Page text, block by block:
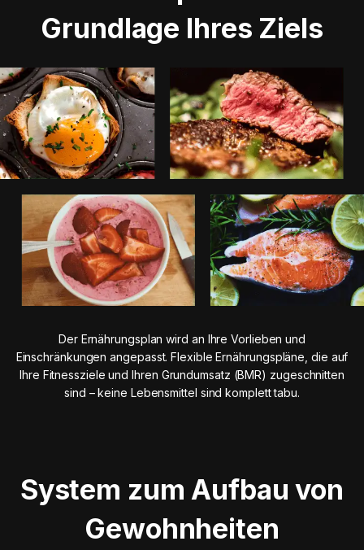
Grundlage Ihres Ziels
Der Ernährungsplan wird an Ihre Vorlieben und
Einschränkungen angepasst. Flexible Ernährungspläne, die auf
Ihre Fitnessziele und Ihren Grundumsatz (BMR) zugeschnitten
sind – keine Lebensmittel sind komplett tabu.
System zum Aufbau von
Gewohnheiten